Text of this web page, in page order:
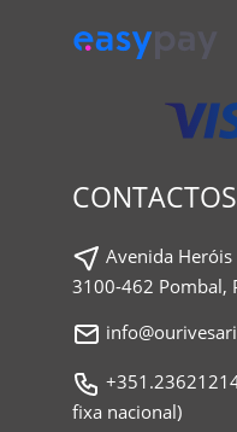
CONTACTOS
Avenida
3100-462 Pombal,
fixa nacional)